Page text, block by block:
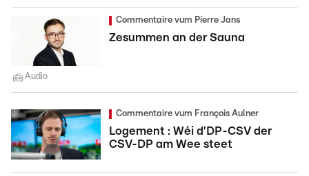
Commentaire vum Pierre Jans
Zesummen an der Sauna
Audio
Commentaire vum François Aulner
Logement : Wéi d’DP-CSV der
CSV-DP am Wee steet